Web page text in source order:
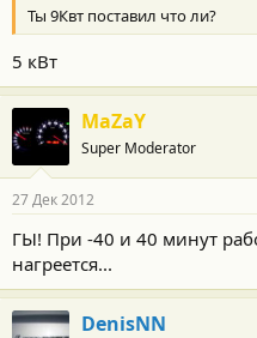
Ты 9Квт поставил что ли?
5 кВт
MaZaY
Super Moderator
27 Дек 2012
ГЫ! При -40 и 40 минут
нагреется...
DenisNN